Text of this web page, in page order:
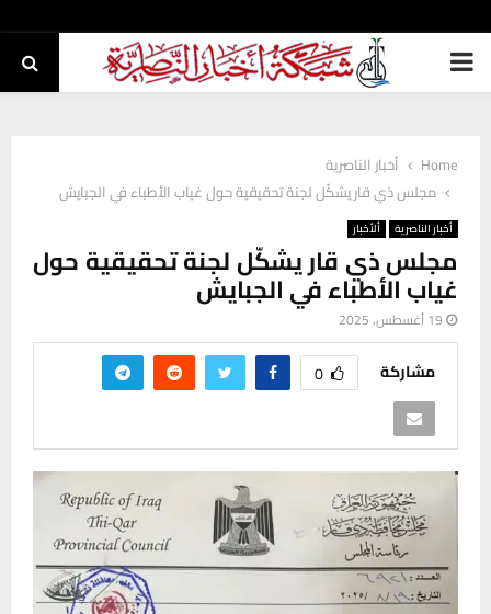
PRIMARY
Home
أخبار الناصرية
مجلس ذي قار يشكّل لجنة تحقيقية حول غياب الأطباء في الجبايش
أخبار الناصرية ألأخبار
مجلس ذي قار يشكّل لجنة تحقيقية حول
غياب الأطباء في الجبايش
19 أغسطس، 2025
مشاركة 0